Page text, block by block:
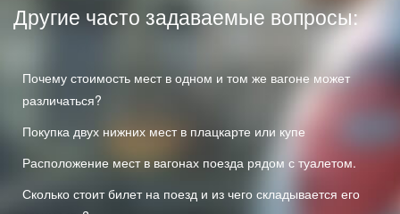
Другие часто задаваемые вопросы:
Почему стоимость мест в одном и том же вагоне может
различаться?
Покупка двух нижних мест в плацкарте или купе
Расположение мест в вагонах поезда рядом с туалетом.
Сколько стоит билет на поезд и из чего складывается его